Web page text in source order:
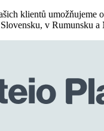
klientů
v Rumunsku